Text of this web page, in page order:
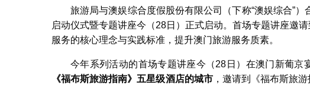
旅游局与澳娱综合度假股份有限公司（下称“澳娱综合”）
启动仪式暨专题讲座今（28日）正式启动。首场专题讲座邀
服务的核心理念与实践标准，提升澳门旅游服务质素。
今年系列活动的首场专题讲座今（28日）在澳门新葡京
《福布斯旅游指南》五星级酒店的城市，邀请到《福布斯旅